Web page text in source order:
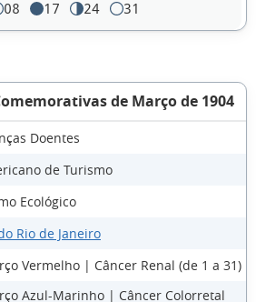
08 17 24 31
de Março de 1904
Doentes
de Turismo
Ecológico
Rio de Janeiro
Vermelho | Câncer Renal (de 1 a 31)
Azul-Marinho | Câncer Colorretal